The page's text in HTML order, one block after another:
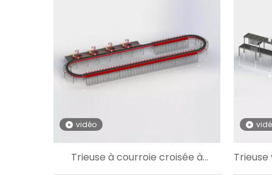
vidéo
Trieuse à courroie croisée à